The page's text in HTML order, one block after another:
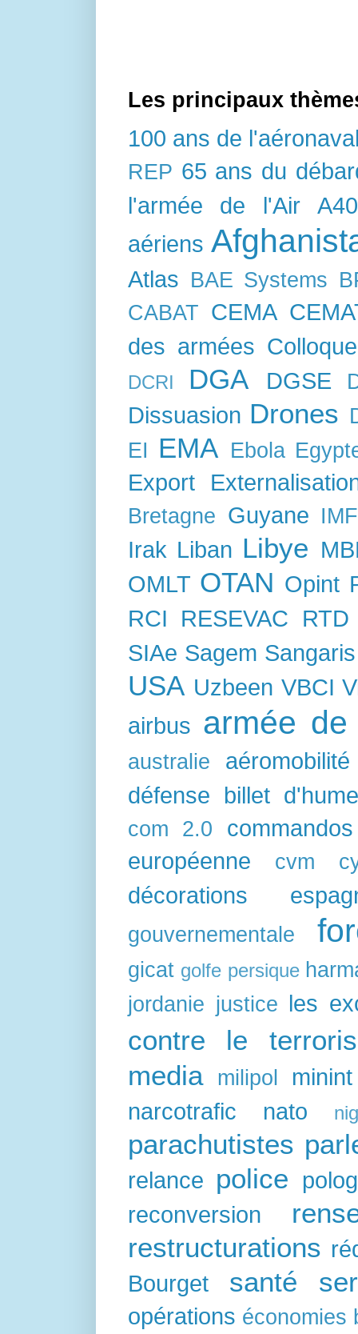
Les principaux
100 ans de
REP 65 ans du
l'armée de l'Air
aériens
Atlas BAE Systems
CABAT CEMA
des armées Colloque
DCRI DGA DGSE
Dissuasion Drones
EI EMA Ebola
Export
Bretagne Guyane
Irak Liban Libye
OMLT OTAN Opint
RCI
RESEVAC
RTD
SIAe Sagem Sangaris
USA Uzbeen VBCI
airbus armée de
australie
aéromobilité
défense
billet
com 2.0
européenne
cvm
décorations
gouvernementale
gicat golfe persique
jordanie justice les
contre le
media
milipol
minint
narcotrafic
nato
parachutistes
relance police
reconversion
restructurations
Bourget
santé
opérations économies